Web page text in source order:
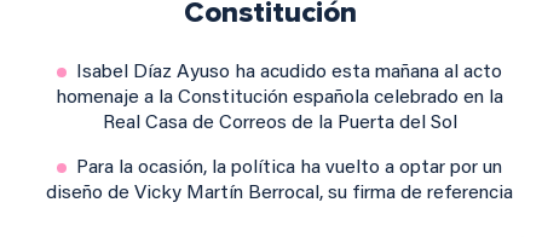
Constitución
Isabel Díaz Ayuso ha acudido esta mañana al acto
homenaje a la Constitución española celebrado en la
Real Casa de Correos de la Puerta del Sol
Para la ocasión, la política ha vuelto a optar por un
diseño de Vicky Martín Berrocal, su firma de referencia